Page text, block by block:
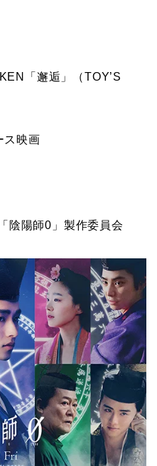
「邂逅」（TOY’S
ス映画
陰陽師0」製作委員会